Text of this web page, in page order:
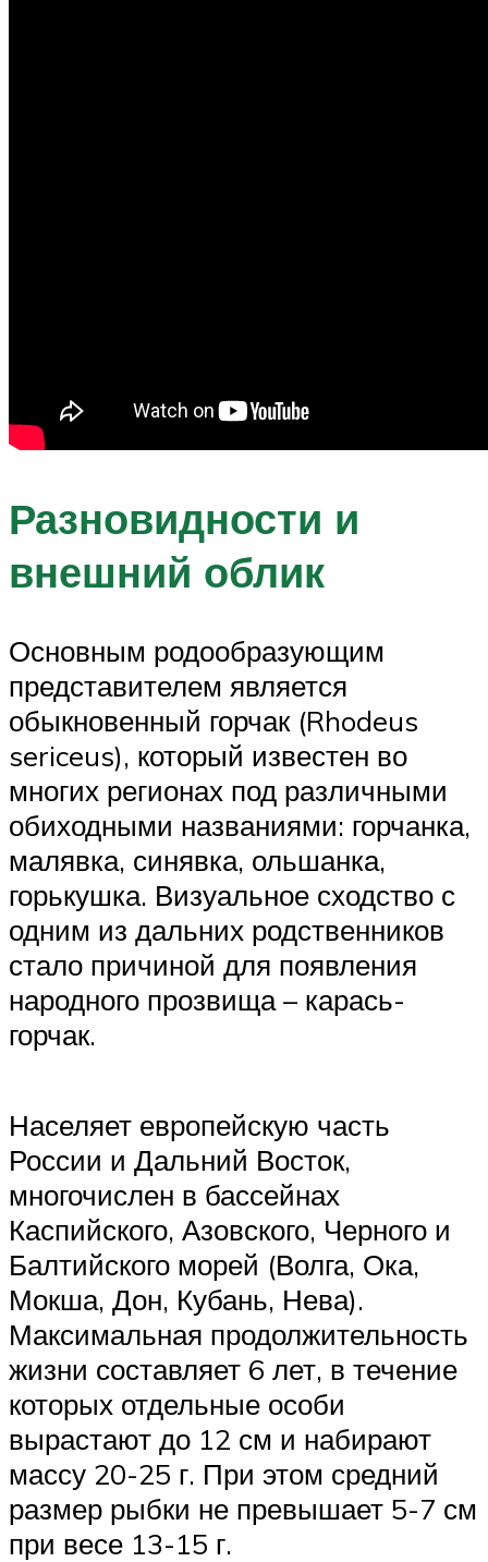
Разновидности и
внешний облик
Основным родообразующим
представителем является
обыкновенный горчак (Rhodeus
sericeus), который известен во
многих регионах под различными
обиходными названиями: горчанка,
малявка, синявка, ольшанка,
горькушка. Визуальное сходство с
одним из дальних родственников
стало причиной для появления
народного прозвища – карась-
горчак.
Населяет европейскую часть
России и Дальний Восток,
многочислен в бассейнах
Каспийского, Азовского, Черного и
Балтийского морей (Волга, Ока,
Мокша, Дон, Кубань, Нева).
Максимальная продолжительность
жизни составляет 6 лет, в течение
которых отдельные особи
вырастают до 12 см и набирают
массу 20-25 г. При этом средний
размер рыбки не превышает 5-7 см
при весе 13-15 г.